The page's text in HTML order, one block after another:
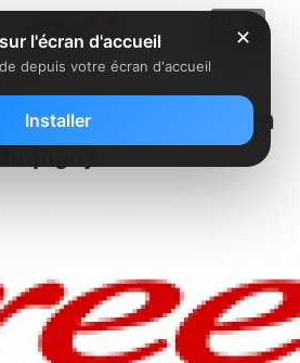
un technicien
✕
l'écran d'accueil
depuis votre écran d'accueil
Installer